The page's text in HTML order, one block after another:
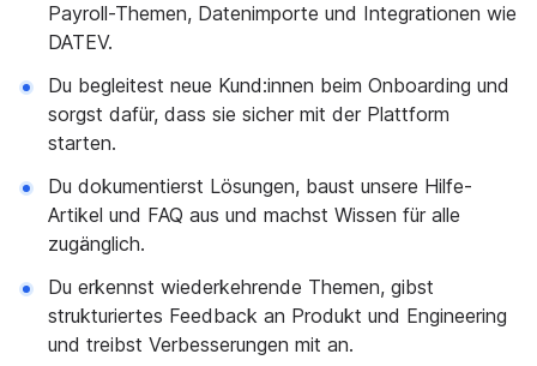
Payroll-Themen, Datenimporte und Integrationen wie
DATEV.
Du begleitest neue Kund:innen beim Onboarding und
sorgst dafür, dass sie sicher mit der Plattform
starten.
Du dokumentierst Lösungen, baust unsere Hilfe-
Artikel und FAQ aus und machst Wissen für alle
zugänglich.
Du erkennst wiederkehrende Themen, gibst
strukturiertes Feedback an Produkt und Engineering
und treibst Verbesserungen mit an.